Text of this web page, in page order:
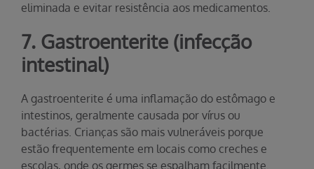
eliminada e evitar resistência aos medicamentos.
7. Gastroenterite (infecção
intestinal)
A gastroenterite é uma inflamação do estômago e
intestinos, geralmente causada por vírus ou
bactérias. Crianças são mais vulneráveis porque
estão frequentemente em locais como creches e
escolas, onde os germes se espalham facilmente.